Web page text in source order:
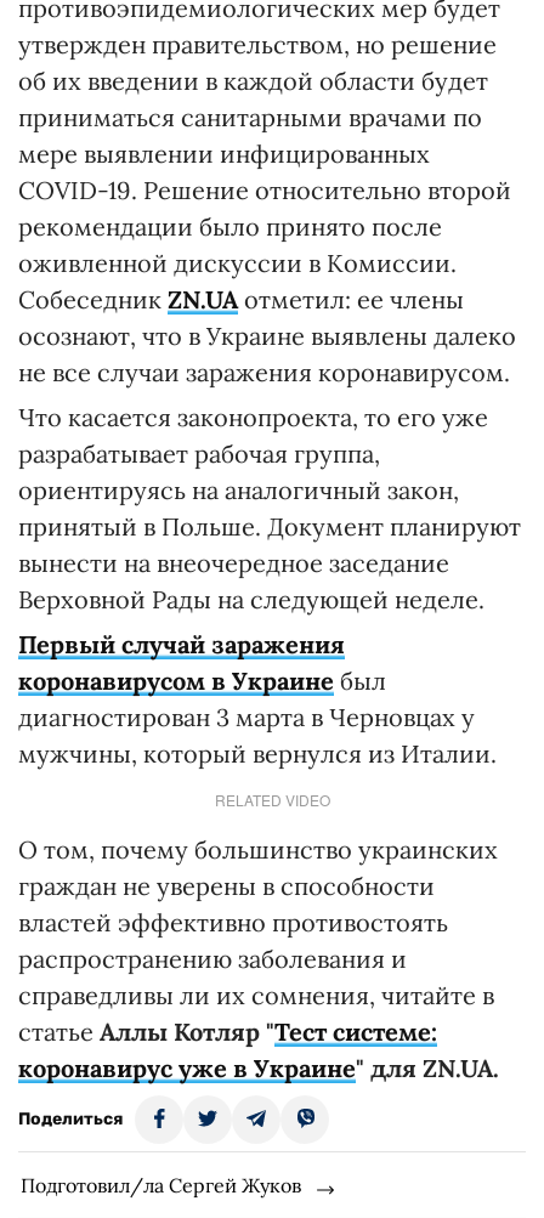
противоэпидемиологических мер будет
утвержден правительством, но решение
об их введении в каждой области будет
приниматься санитарными врачами по
мере выявлении инфицированных
COVID-19. Решение относительно второй
рекомендации было принято после
оживленной дискуссии в Комиссии.
Собеседник ZN.UA отметил: ее члены
осознают, что в Украине выявлены далеко
не все случаи заражения коронавирусом.
Что касается законопроекта, то его уже
разрабатывает рабочая группа,
ориентируясь на аналогичный закон,
принятый в Польше. Документ планируют
вынести на внеочередное заседание
Верховной Рады на следующей неделе.
Первый случай заражения
коронавирусом в Украине был
диагностирован 3 марта в Черновцах у
мужчины, который вернулся из Италии.
RELATED VIDEO
О том, почему большинство украинских
граждан не уверены в способности
властей эффективно противостоять
распространению заболевания и
справедливы ли их сомнения, читайте в
статье Аллы Котляр "Тест системе:
коронавирус уже в Украине" для ZN.UA.
Поделиться
Подготовил/ла Сергей Жуков